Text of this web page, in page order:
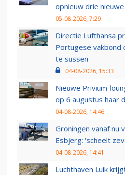
opnieuw drie
05-08-2026, 7:29
Directie Lufthansa
Portugese vakbond
te sussen
04-08-2026, 15:33
Nieuwe Privium-
op 6 augustus haar
04-08-2026, 14:46
Groningen vanaf nu
Esbjerg: 'scheelt
04-08-2026, 14:41
Luchthaven Luik